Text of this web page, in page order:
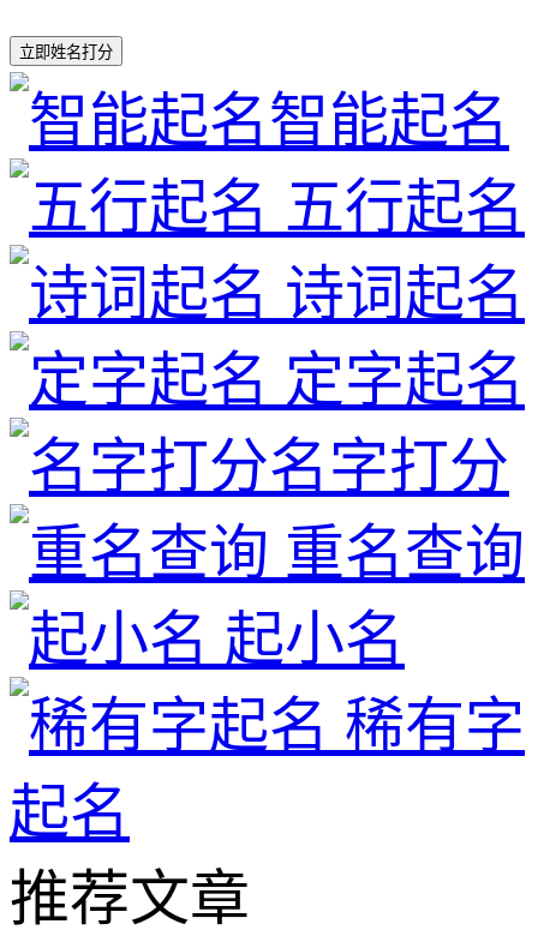
立即姓名打分
智能起名
五行起名
诗词起名
定字起名
名字打分
重名查询
起小名
稀有字
起名
推荐文章